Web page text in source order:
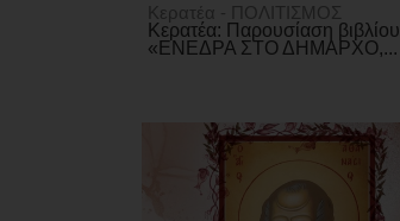
Κερατέα - ΠΟΛΙΤΙΣΜΟΣ
Κερατέα: Παρουσίαση βιβλίου
«ΕΝΕΔΡΑ ΣΤΟ ΔΗΜΑΡΧΟ,...